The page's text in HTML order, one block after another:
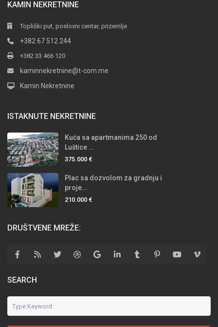
KAMIN NEKRETNINE
Topliški put, poslovni centar, prizemlje
+382 67 512 244
+382 33 466 120
kaminnekretnine@t-com.me
Kamin Nekretnine
ISTAKNUTE NEKRETNINE
Kuća sa apartmanima 250 od
Luštice ...
375.000 €
Plac sa dozvolom za gradnju i
proje...
210.000 €
DRUŠTVENE MREŽE:
SEARCH